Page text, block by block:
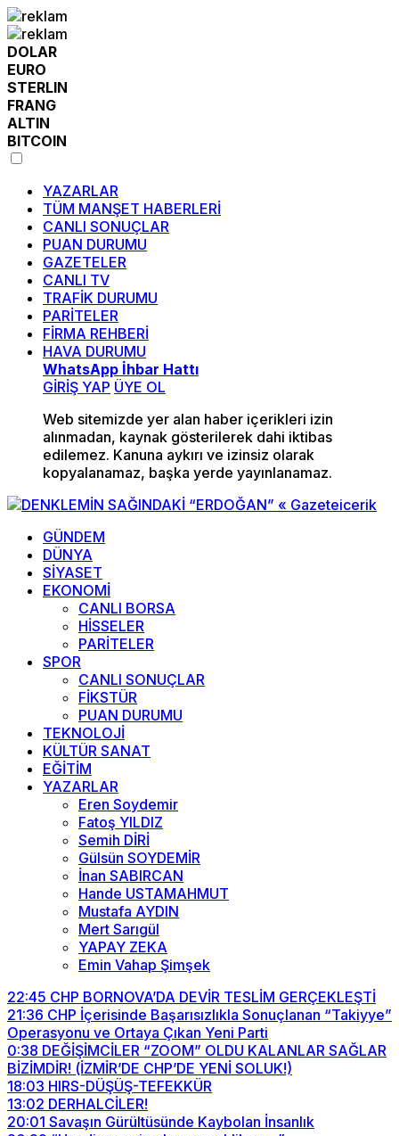
DOLAR
EURO
STERLIN
FRANG
ALTIN
BITCOIN
YAZARLAR
TÜM MANŞET HABERLERİ
CANLI SONUÇLAR
PUAN DURUMU
GAZETELER
CANLI TV
TRAFİK DURUMU
PARİTELER
FİRMA REHBERİ
HAVA DURUMU
WhatsApp İhbar Hattı
GİRİŞ YAP ÜYE OL
Web sitemizde yer alan haber içerikleri izin
alınmadan, kaynak gösterilerek dahi iktibas
edilemez. Kanuna aykırı ve izinsiz olarak
kopyalanamaz, başka yerde yayınlanamaz.
GÜNDEM
DÜNYA
SİYASET
EKONOMİ
CANLI BORSA
HİSSELER
PARİTELER
SPOR
CANLI SONUÇLAR
FİKSTÜR
PUAN DURUMU
TEKNOLOJİ
KÜLTÜR SANAT
EĞİTİM
YAZARLAR
Eren Soydemir
Fatoş YILDIZ
Semih DİRİ
Gülsün SOYDEMİR
İnan SABIRCAN
Hande USTAMAHMUT
Mustafa AYDIN
Mert Sarıgül
YAPAY ZEKA
Emin Vahap Şimşek
22:45 CHP BORNOVA’DA DEVİR TESLİM GERÇEKLEŞTİ
21:36 CHP İçerisinde Başarısızlıkla Sonuçlanan “Takiyye”
Operasyonu ve Ortaya Çıkan Yeni Parti
0:38 DEĞİŞİMCİLER “ZOOM” OLDU KALANLAR SAĞLAR
BİZİMDİR! (İZMİR’DE CHP’DE YENİ SOLUK!)
18:03 HIRS-DÜŞÜŞ-TEFEKKÜR
13:02 DERHALCİLER!
20:01 Savaşın Gürültüsünde Kaybolan İnsanlık